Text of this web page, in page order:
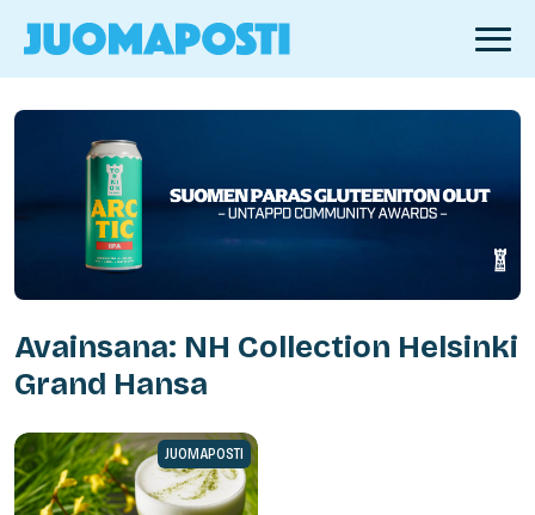
Avainsana: NH Collection Helsinki
Grand Hansa
JUOMAPOSTI